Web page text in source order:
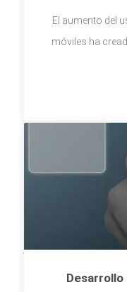
El aumento del
móviles ha